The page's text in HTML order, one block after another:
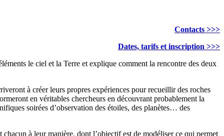
Contacts >>>
Dates, tarifs et inscription >>>
le ciel et la Terre et explique comment la rencontre des deux
à créer leurs propres expériences pour recueillir des roches
en véritables chercheurs en découvrant probablement la
soirées d’observation des étoiles, des planètes… des
à leur manière, dont l’objectif est de modéliser ce qui permet